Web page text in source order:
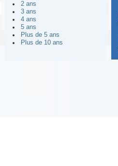
2 ans
3 ans
4 ans
5 ans
Plus de 5 ans
Plus de 10 ans